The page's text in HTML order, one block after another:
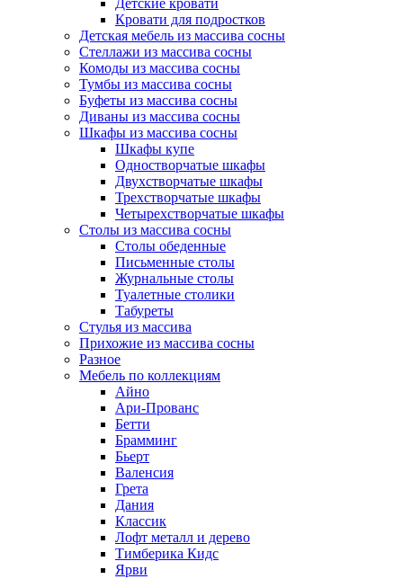
Детские кровати
Кровати для подростков
Детская мебель из массива сосны
Стеллажи из массива сосны
Комоды из массива сосны
Тумбы из массива сосны
Буфеты из массива сосны
Диваны из массива сосны
Шкафы из массива сосны
Шкафы купе
Одностворчатые шкафы
Двухстворчатые шкафы
Трехстворчатые шкафы
Четырехстворчатые шкафы
Столы из массива сосны
Столы обеденные
Письменные столы
Журнальные столы
Туалетные столики
Табуреты
Стулья из массива
Прихожие из массива сосны
Разное
Мебель по коллекциям
Айно
Ари-Прованс
Бетти
Брамминг
Бьерт
Валенсия
Грета
Дания
Классик
Лофт металл и дерево
Тимберика Кидс
Ярви